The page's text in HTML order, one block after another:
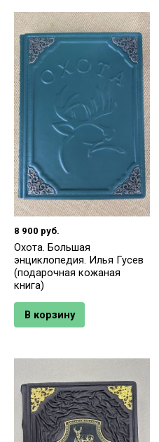
8 900 руб.
Охота. Большая
энциклопедия. Илья Гусев
(подарочная кожаная
книга)
В корзину